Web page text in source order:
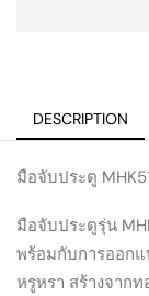
DESCRIPTION
มือจับประตู
มือจับประตูรุ่น
พร้อมกับการออก
หรูหรา สร้างจาก